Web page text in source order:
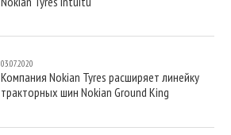
03.07.2020
Компания Nokian Tyres расширяет линейку
тракторных шин Nokian Ground King